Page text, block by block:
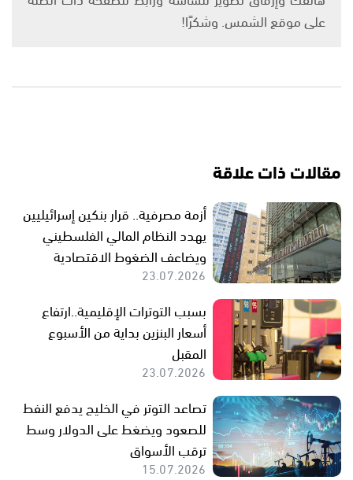
على موقع الشمس. وشكرًا!
مقالات ذات علاقة
أزمة مصرفية.. قرار بنكين إسرائيليين
يهدد النظام المالي الفلسطيني
ويضاعف الضغوط الاقتصادية
23.07.2026
بسبب التوترات الإقليمية..ارتفاع
أسعار البنزين بداية من الأسبوع
المقبل
23.07.2026
تصاعد التوتر في الخليج يدفع النفط
للصعود ويضغط على الدولار وسط
ترقب الأسواق
15.07.2026